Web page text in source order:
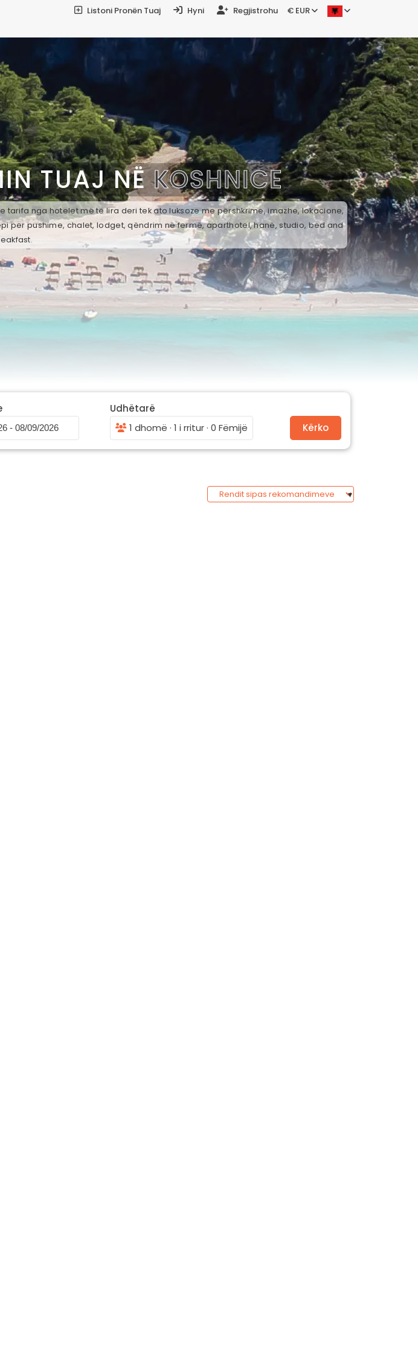
Listoni Pronën Tuaj Hyni Regjistrohu € EUR
TUAJ NËKOSHNICE
nga hotelet më të lira deri tek ato luksoze me përshkrime, imazhe, lokacione,
per pushime, chalet, lodget, qëndrim në fermë, aparthotel, hanë, studio, bed and
Udhëtarë
1 dhomë · 1 i rritur · 0 Fëmijë
Kërko